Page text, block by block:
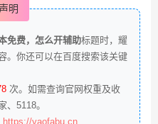
明
免费，怎么开辅助标题时，耀
。你还可以在百度搜索该关键
次。如需查询官网权重及收
、 5118。
https://yaofabu.cn